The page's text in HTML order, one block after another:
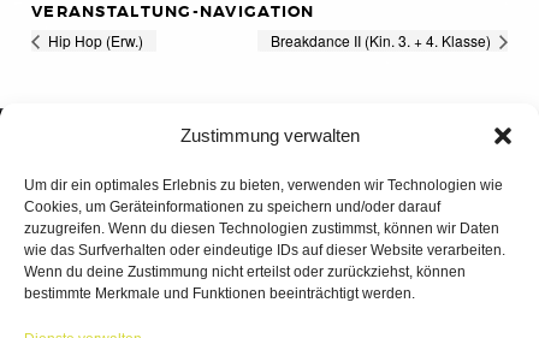
Zustimmung verwalten
Um dir ein optimales Erlebnis zu bieten, verwenden wir Technologien wie
Cookies, um Geräteinformationen zu speichern und/oder darauf
zuzugreifen. Wenn du diesen Technologien zustimmst, können wir Daten
wie das Surfverhalten oder eindeutige IDs auf dieser Website verarbeiten.
Wenn du deine Zustimmung nicht erteilst oder zurückziehst, können
bestimmte Merkmale und Funktionen beeinträchtigt werden.
VERANSTALTUNG-NAVIGATION
Hip Hop (Erw.) Breakdance II (Kin. 3. + 4. Klasse)